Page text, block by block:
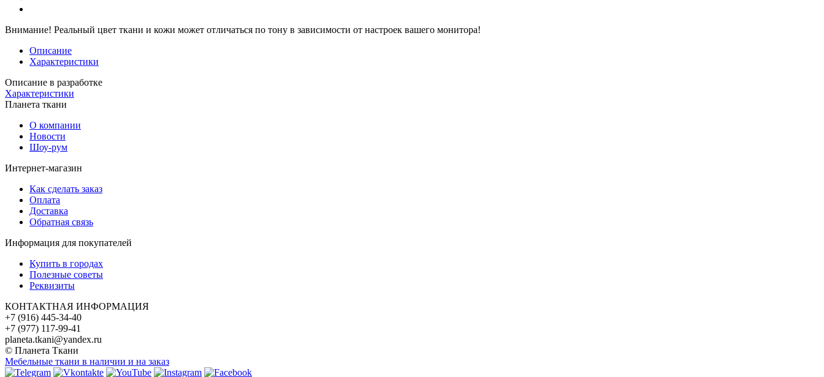
Внимание! Реальный цвет ткани и кожи может отличаться по тону в зависимости от настроек вашего монитора!
Описание
Характеристики
Описание в разработке
Характеристики
Планета ткани
О компании
Новости
Шоу-рум
Интернет-магазин
Как сделать заказ
Оплата
Доставка
Обратная связь
Информация для покупателей
Купить в городах
Полезные советы
Реквизиты
КОНТАКТНАЯ ИНФОРМАЦИЯ
+7 (916) 445-34-40
+7 (977) 117-99-41
planeta.tkani@yandex.ru
© Планета Ткани
Мебельные ткани в наличии и на заказ